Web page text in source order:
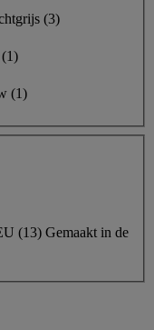
(3)
(1)
(1)
(13) Gemaakt in de